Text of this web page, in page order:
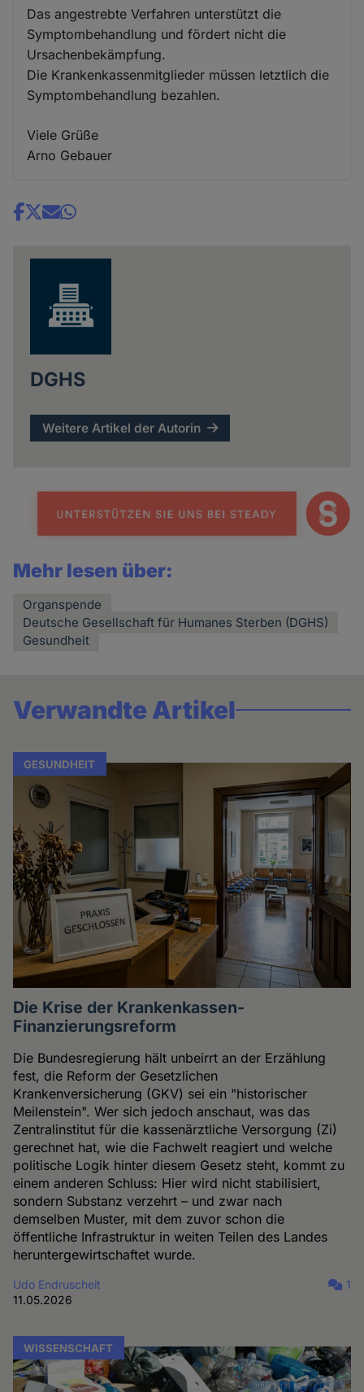
Das angestrebte Verfahren unterstützt die
Symptombehandlung und fördert nicht die
Ursachenbekämpfung.
Die Krankenkassenmitglieder müssen letztlich die
Symptombehandlung bezahlen.
Viele Grüße
Arno Gebauer
Share
DGHS
Weitere Artikel der Autorin
Mehr lesen über:
Organspende
Deutsche Gesellschaft für Humanes Sterben (DGHS)
Gesundheit
Verwandte Artikel
GESUNDHEIT
Die Krise der Krankenkassen-
Finanzierungsreform
Die Bundesregierung hält unbeirrt an der Erzählung
fest, die Reform der Gesetzlichen
Krankenversicherung (GKV) sei ein "historischer
Meilenstein". Wer sich jedoch anschaut, was das
Zentralinstitut für die kassenärztliche Versorgung (Zi)
gerechnet hat, wie die Fachwelt reagiert und welche
politische Logik hinter diesem Gesetz steht, kommt zu
einem anderen Schluss: Hier wird nicht stabilisiert,
sondern Substanz verzehrt – und zwar nach
demselben Muster, mit dem zuvor schon die
öffentliche Infrastruktur in weiten Teilen des Landes
heruntergewirtschaftet wurde.
Udo Endruscheit
11.05.2026
1
WISSENSCHAFT